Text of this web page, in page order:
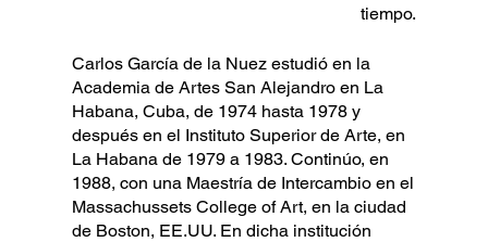
tiempo.
Carlos García de la Nuez estudió en la
Academia de Artes San Alejandro en La
Habana, Cuba, de 1974 hasta 1978 y
después en el Instituto Superior de Arte, en
La Habana de 1979 a 1983. Continúo, en
1988, con una Maestría de Intercambio en el
Massachussets College of Art, en la ciudad
de Boston, EE.UU. En dicha institución